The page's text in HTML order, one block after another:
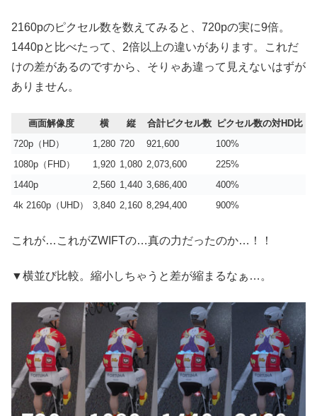
2160pのピクセル数を数えてみると、720pの実に9倍。
1440pと比べたって、2倍以上の違いがあります。これだ
けの差があるのですから、そりゃあ違って見えないはずが
ありません。
画面解像度 横 縦 合計ピクセル数
ピクセル数の対HD比
720p（HD）
1,280 720 921,600
100%
1080p（FHD）
1,920 1,080 2,073,600
225%
1440p
2,560 1,440 3,686,400
400%
4k 2160p（UHD）
3,840 2,160 8,294,400 900%
これが…これがZWIFTの…真の力だったのか…！！
▼横並び比較。縮小しちゃうと差が縮まるなぁ…。